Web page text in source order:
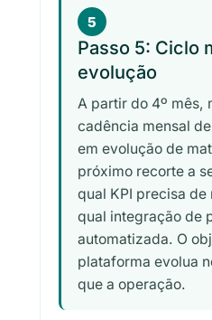
5
Passo 5: Ciclo
evolução
A partir do 4º mês,
cadência mensal
em evolução de
próximo recorte a
qual KPI precisa de
qual integração de
automatizada. O
plataforma evolua
que a operação.